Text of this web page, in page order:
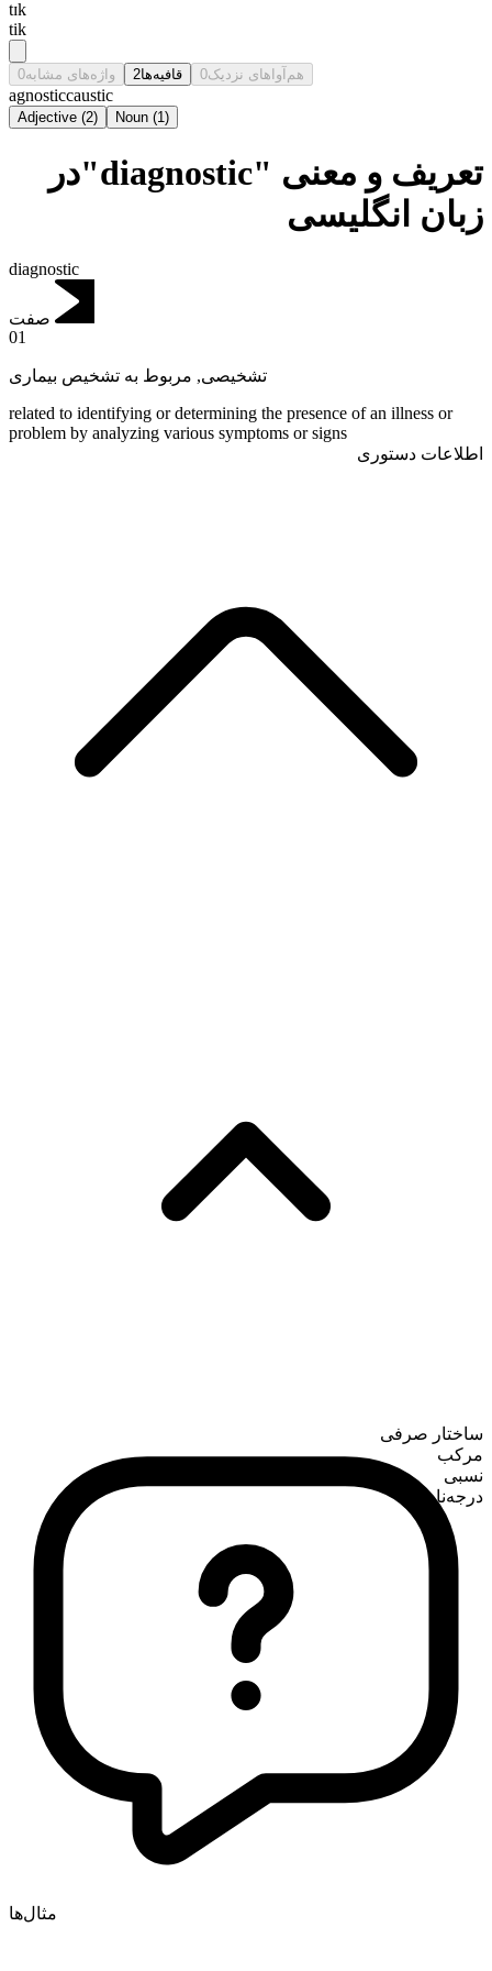
tɪk
tik
واژه‌های مشابه0 قافیه‌ها2 هم‌آواهای نزدیک0
agnosticcaustic
Adjective (2) Noun (1)
تعریف و معنی "diagnostic"در
زبان انگلیسی
diagnostic
صفت
01
تشخیصی, مربوط به تشخیص بیماری
related to identifying or determining the presence of an illness or
problem by analyzing various symptoms or signs
اطلاعات دستوری
ساختار صرفی
مرکب
نسبی
درجه‌ناپذیر
مثال‌ها